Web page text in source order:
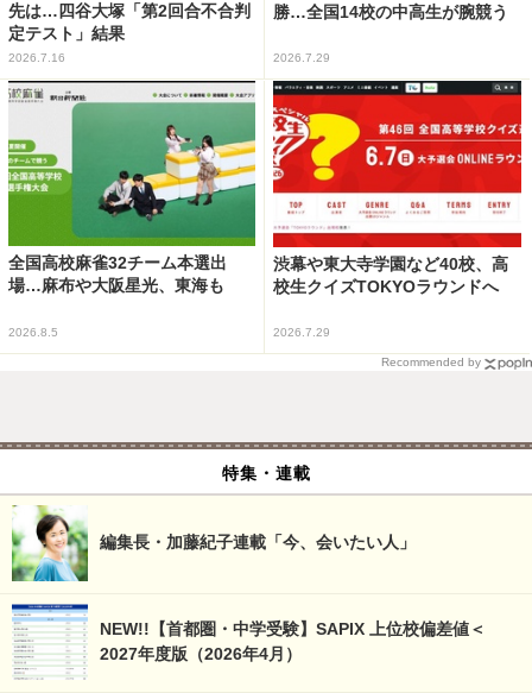
先は…四谷大塚「第2回合不合判
定テスト」結果
2026.7.16
勝…全国14校の中高生が腕競う
2026.7.29
全国高校麻雀32チーム本選出
場…麻布や大阪星光、東海も
2026.8.5
渋幕や東大寺学園など40校、高
校生クイズTOKYOラウンドへ
2026.7.29
Recommended by
特集・連載
編集長・加藤紀子連載「今、会いたい人」
NEW!!【首都圏・中学受験】SAPIX 上位校偏差値＜
2027年度版（2026年4月）